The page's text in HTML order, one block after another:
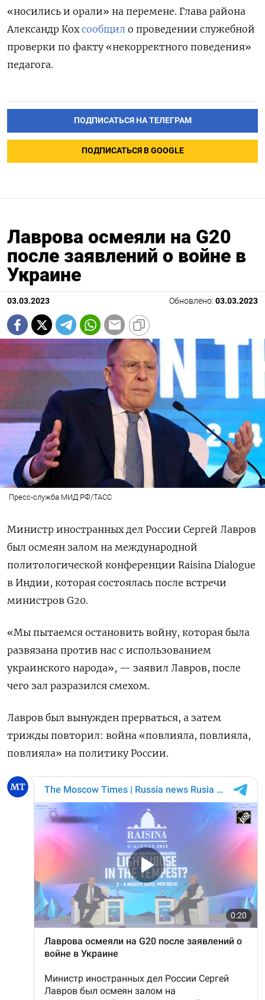
«носились и орали» на перемене. Глава района
Александр Кохсообщил о проведении служебной
проверки по факту «некорректного поведения»
педагога.
ПОДПИСАТЬСЯ НА ТЕЛЕГРАМ
ПОДПИСАТЬСЯ В GOOGLE
Лаврова осмеяли на G20
после заявлений о войне в
Украине
03.03.2023 Обновлено: 03.03.2023
Пресс-служба МИД РФ/ТАСС
Министр иностранных дел России Сергей Лавров
был осмеян залом на международной
политологической конференции Raisina Dialogue
в Индии, которая состоялась после встречи
министров G20.
«Мы пытаемся остановить войну, которая была
развязана против нас с использованием
украинского народа», — заявил Лавров, после
чего зал разразился смехом.
Лавров был вынужден прерваться, а затем
трижды повторил: война «повлияла, повлияла,
повлияла» на политику России.